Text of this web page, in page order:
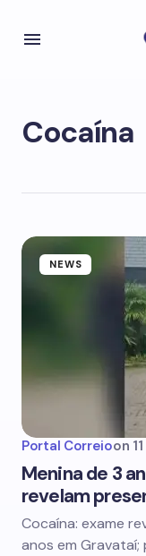
Cocaína
NEWS
Portal Correioon
Menina de 3
revelam
Cocaína: exame
anos em Gravataí;